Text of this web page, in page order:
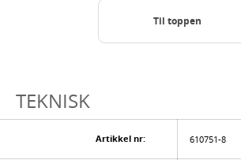
Til toppen
TEKNISK
Artikkel nr: 610751-8